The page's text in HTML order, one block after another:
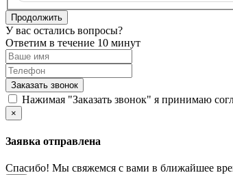
Продолжить
У вас остались вопросы?
Ответим в течение 10 минут
Заказать звонок
Нажимая "Заказать звонок" я принимаю
×
Заявка отправлена
Спасибо! Мы свяжемся с вами в ближайшее